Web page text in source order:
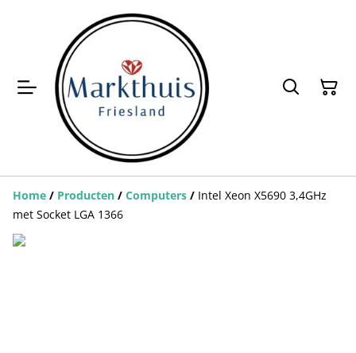
Home / Producten / Computers / Intel Xeon X5690 3,4GHz
met Socket LGA 1366